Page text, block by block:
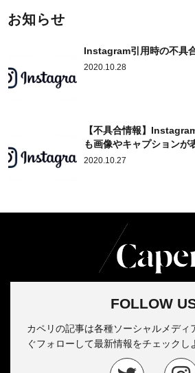
お知らせ
Instagram引用時の不具
2020.10.28
【不具合情報】
も画像やキャプションが
2020.10.27
FOLLOW
カペリの記事は各種ソーシャルメディ
ぐフォローして最新情報をチェックし